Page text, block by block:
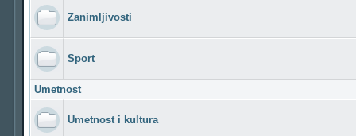
Zanimljivosti
Sport
Umetnost
Umetnost i kultura